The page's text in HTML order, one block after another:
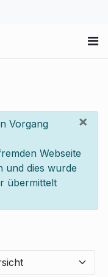
×
Vorgang
Webseite
und dies wurde
übermittelt